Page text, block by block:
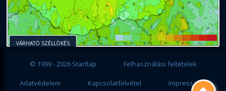
VÁRHATÓ SZÉLLÖKÉS
© 1999 - 2026 Startlap Felhasználási feltételek
Adatvédelem Kapcsolatfelvétel Impresszum